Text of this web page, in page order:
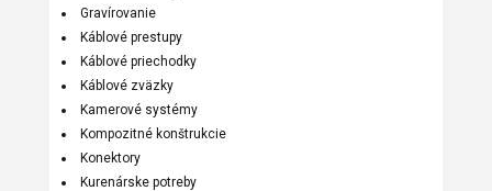
Gravírovanie
Káblové prestupy
Káblové priechodky
Káblové zväzky
Kamerové systémy
Kompozitné konštrukcie
Konektory
Kurenárske potreby